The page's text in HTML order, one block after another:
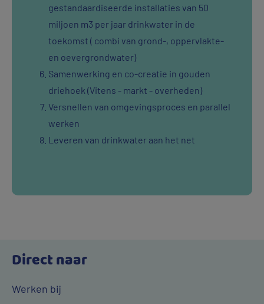
gestandaardiseerde installaties van 50
miljoen m3 per jaar drinkwater in de
toekomst ( combi van grond-, oppervlakte-
en oevergrondwater)
Samenwerking en co-creatie in gouden
driehoek (Vitens - markt - overheden)
Versnellen van omgevingsproces en parallel
werken
Leveren van drinkwater aan het net
Direct naar
Werken bij